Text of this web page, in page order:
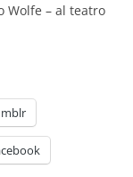
Wolfe – al teatro